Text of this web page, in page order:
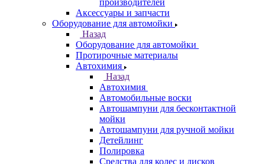
производителей
Аксессуары и запчасти
Оборудование для автомойки
Назад
Оборудование для автомойки
Протирочные материалы
Автохимия
Назад
Автохимия
Автомобильные воски
Автошампуни для бесконтактной
мойки
Автошампуни для ручной мойки
Детейлинг
Полировка
Средства для колес и дисков